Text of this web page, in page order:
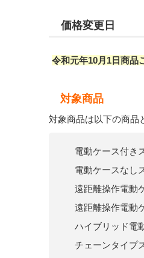
価格変更日
令和元年10月1日商品
対象商品
対象商品は以下の商品
電動ケース付き
電動ケースなし
遠距離操作電動
遠距離操作電動
ハイブリッド電
チェーンタイプ